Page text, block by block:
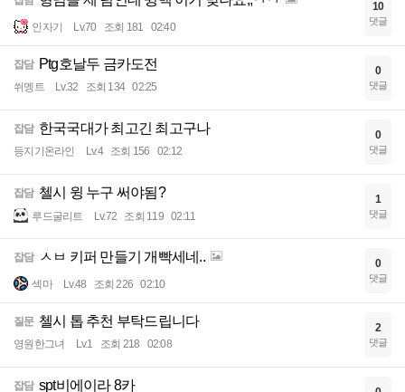
인자기 Lv.70 조회 181 02:40
10
댓글
잡담 Ptg호날두 금카도전
쒸멩트 Lv.32 조회 134 02:25
0
댓글
잡담 한국국대가 최고긴 최고구나
등지기온라인 Lv.4 조회 156 02:12
0
댓글
잡담 첼시 윙 누구 써야됨?
루드굴리트 Lv.72 조회 119 02:11
1
댓글
잡담 ㅅㅂ 키퍼 만들기 개빡세네..
섹마 Lv.48 조회 226 02:10
0
댓글
질문 첼시 톱 추천 부탁드립니다
영원한그녀 Lv.1 조회 218 02:08
2
댓글
잡담 spt비에이라 8카